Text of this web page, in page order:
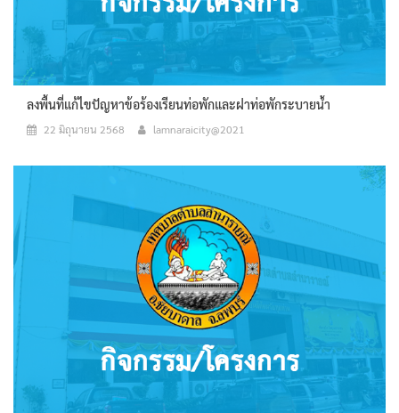
ลงพื้นที่แก้ไขปัญหาข้อร้องเรียนท่อพักและฝาท่อพักระบายน้ำ
22 มิถุนายน 2568 lamnaraicity@2021